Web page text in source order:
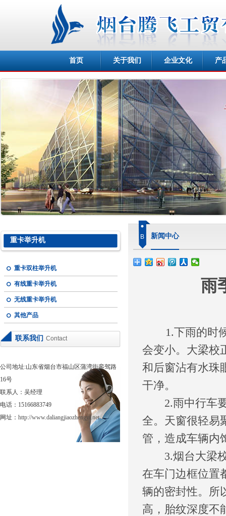
首页 关于我们 企业文化 产
重卡举升机
重卡双柱举升机
有线重卡举升机
无线重卡举升机
其他产品
联系我们 Contact
公司地址:山东省烟台市福山区蒲湾街銮驾路
16号
联系人：吴经理
电话：15166883749
网址： http://www.daliangjiaozhengyi.net
B 新闻中心
雨
1.下雨的时
会变小。大梁校
和后窗沾有水珠
干净。
2.雨中行车要
全。天窗很轻易
管，造成车辆内
3.烟台大梁校
在车门边框位置
辆的密封性。所
高，胎纹深度不